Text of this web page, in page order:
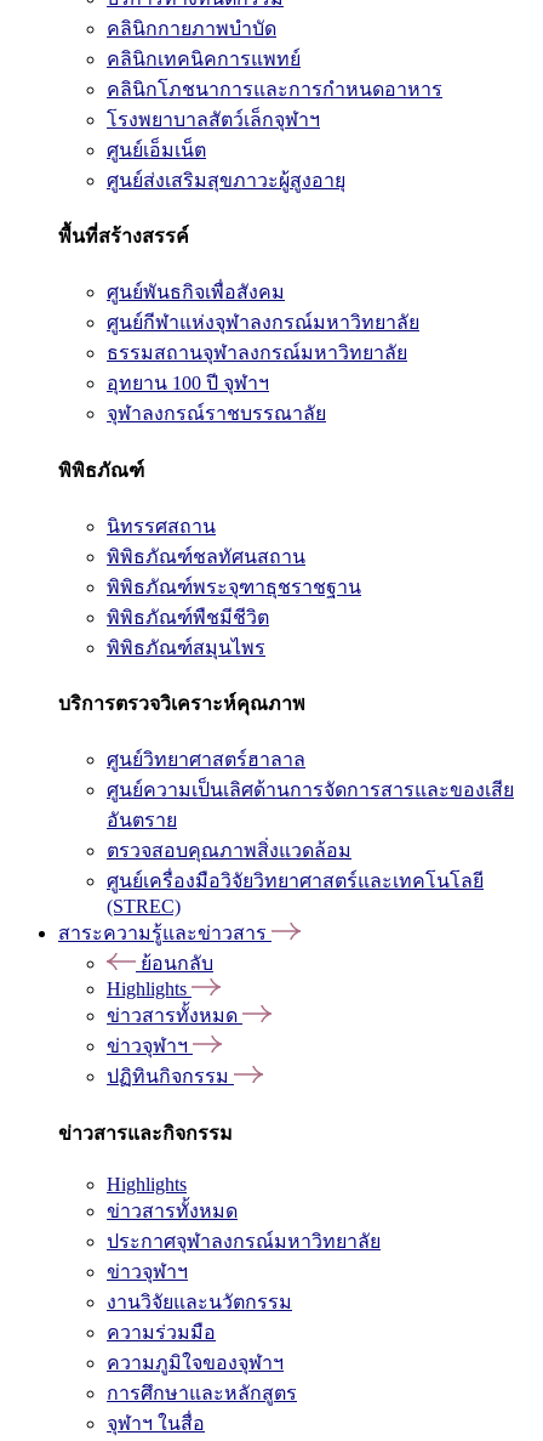
คลินิกกายภาพบำบัด
คลินิกเทคนิคการแพทย์
คลินิกโภชนาการและการกำหนดอาหาร
โรงพยาบาลสัตว์เล็กจุฬาฯ
ศูนย์เอ็มเน็ต
ศูนย์ส่งเสริมสุขภาวะผู้สูงอายุ
พื้นที่สร้างสรรค์
ศูนย์พันธกิจเพื่อสังคม
ศูนย์กีฬาแห่งจุฬาลงกรณ์มหาวิทยาลัย
ธรรมสถานจุฬาลงกรณ์มหาวิทยาลัย
อุทยาน 100 ปี จุฬาฯ
จุฬาลงกรณ์ราชบรรณาลัย
พิพิธภัณฑ์
นิทรรศสถาน
พิพิธภัณฑ์ชลทัศนสถาน
พิพิธภัณฑ์พระจุฑาธุชราชฐาน
พิพิธภัณฑ์พืชมีชีวิต
พิพิธภัณฑ์สมุนไพร
บริการตรวจวิเคราะห์คุณภาพ
ศูนย์วิทยาศาสตร์ฮาลาล
ศูนย์ความเป็นเลิศด้านการจัดการสารและของเสีย
อันตราย
ตรวจสอบคุณภาพสิ่งแวดล้อม
ศูนย์เครื่องมือวิจัยวิทยาศาสตร์และเทคโนโลยี
(STREC)
สาระความรู้และข่าวสาร
ย้อนกลับ
Highlights
ข่าวสารทั้งหมด
ข่าวจุฬาฯ
ปฏิทินกิจกรรม
ข่าวสารและกิจกรรม
Highlights
ข่าวสารทั้งหมด
ประกาศจุฬาลงกรณ์มหาวิทยาลัย
ข่าวจุฬาฯ
งานวิจัยและนวัตกรรม
ความร่วมมือ
ความภูมิใจของจุฬาฯ
การศึกษาและหลักสูตร
จุฬาฯ ในสื่อ